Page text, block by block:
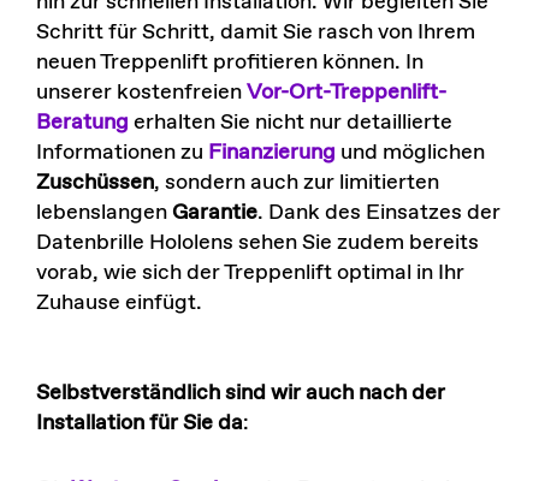
Schritt für Schritt, damit Sie rasch von Ihrem
neuen Treppenlift profitieren können. In
unserer kostenfreienVor-Ort-Treppenlift-
Beratung erhalten Sie nicht nur detaillierte
Informationen zu Finanzierung und möglichen
Zuschüssen, sondern auch zur limitierten
lebenslangenGarantie. Dank des Einsatzes der
Datenbrille Hololens sehen Sie zudem bereits
vorab, wie sich der Treppenlift optimal in Ihr
Zuhause einfügt.
Selbstverständlich sind wir auch nach der
Installation für Sie da: